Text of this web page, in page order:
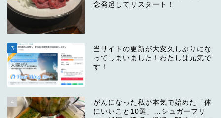
念発起してリスタート！
3
当サイトの更新が大変久しぶりにな
ってしまいました！わたしは元気で
す！
4
がんになった私が本気で始めた「体
にいいこと10選」…シュガーフリ